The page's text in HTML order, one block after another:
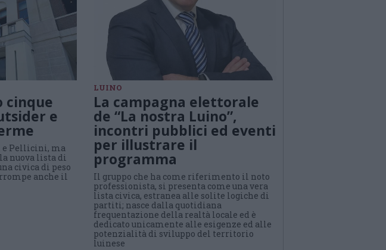
cinque
e
e Pellicini, ma
nuova lista di
civica di peso
anche il
LUINO
La campagna elettorale
de “La nostra Luino”,
incontri pubblici ed eventi
per illustrare il
programma
Il gruppo che ha come riferimento il noto
professionista, si presenta come una vera
lista civica, estranea alle solite logiche di
partiti; nasce dalla quotidiana
frequentazione della realtà locale ed è
dedicato unicamente alle esigenze ed alle
potenzialità di sviluppo del territorio
luinese